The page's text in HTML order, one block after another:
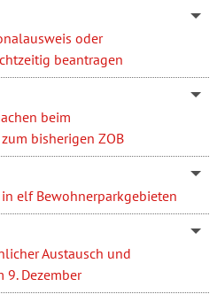
oder
beantragen
beim
bisherigen ZOB
elf Bewohnerparkgebieten
Austausch und
9. Dezember